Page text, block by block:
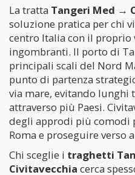
La tratta Tangeri Med →
soluzione pratica per chi
centro Italia con il proprio
ingombranti. Il porto di
principali scali del Nord
punto di partenza
via mare, evitando lunghi
attraverso più Paesi.
degli approdi più comodi
Roma e proseguire verso
Chi sceglie i traghetti
Civitavecchia cerca